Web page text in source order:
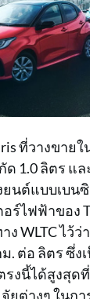
ที่วางขาย
1.0 ลิตร แล
ยนต์แบบเบน
ร์ไฟฟ้าของ
ง WLTC ไว้
. ต่อ ลิตร ซึ่ง
รงนี้ได้สูงสุด
ยต่างๆ ในก